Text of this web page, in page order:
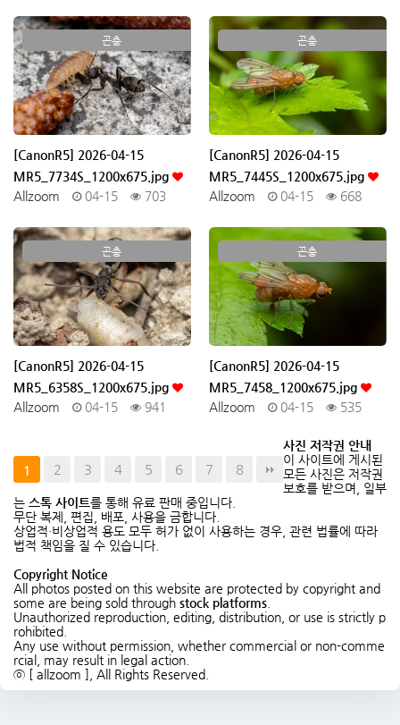
곤충
[CanonR5] 2026-04-15
MR5_7734S_1200x675.jpg
Allzoom
04-15 703
곤충
[CanonR5] 2026-04-15
MR5_7445S_1200x675.jpg
Allzoom
04-15 668
곤충
[CanonR5] 2026-04-15
MR5_6358S_1200x675.jpg
Allzoom
04-15 941
곤충
[CanonR5] 2026-04-15
MR5_7458_1200x675.jpg
Allzoom
04-15 535
1 2 3 4 5 6 7 8
사진 저작권 안내
이 사이트에 게시된
모든 사진은 저작권
보호를 받으며, 일부
는 스톡 사이트를 통해 유료 판매 중입니다.
무단 복제, 편집, 배포, 사용을 금합니다.
상업적·비상업적 용도 모두 허가 없이 사용하는 경우, 관련 법률에 따라
법적 책임을 질 수 있습니다.
Copyright Notice
All photos posted on this website are protected by copyright and
some are being sold through stock platforms
Unauthorized reproduction, editing, distribution, or use is strictly p
rohibited.
Any use without permission, whether commercial or non-comme
rcial, may result in legal action.
ⓒ [ allzoom ], All Rights Reserved.